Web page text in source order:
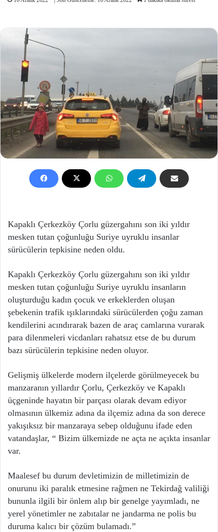
Kapaklı Çerkezköy Çorlu güzergahını son iki yıldır
mesken tutan çoğunluğu Suriye uyruklu insanlar
sürücülerin tepkisine neden oldu.
Kapaklı Çerkezköy Çorlu güzergahını son iki yıldır
mesken tutan çoğunluğu Suriye uyruklu insanların
oluşturduğu kadın çocuk ve erkeklerden oluşan
şebekenin trafik ışıklarındaki sürücülerden çoğu zaman
kendilerini acındırarak bazen de araç camlarına vurarak
para dilenmeleri vicdanları rahatsız etse de bu durum
bazı sürücülerin tepkisine neden oluyor.
Gelişmiş ülkelerde modern ilçelerde görülmeyecek bu
manzaranın yıllardır Çorlu, Çerkezköy ve Kapaklı
üçgeninde hayatın bir parçası olarak devam ediyor
olmasının ülkemiz adına da ilçemiz adına da son derece
yakışıksız bir manzaraya sebep olduğunu ifade eden
vatandaşlar, “ Bizim ülkemizde ne açta ne açıkta insanlar
var.
Maalesef bu durum devletimizin de milletimizin de
onurunu iki paralık etmesine rağmen ne Tekirdağ valiliği
bununla ilgili bir önlem alıp bir genelge yayımladı, ne
yerel yönetimler ne zabıtalar ne jandarma ne polis bu
duruma kalıcı bir çözüm bulamadı.”